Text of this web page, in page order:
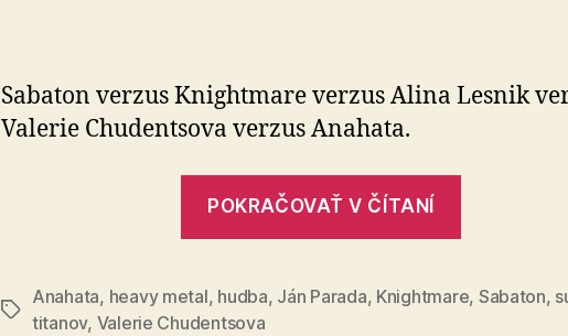
Sabaton verzus Knightmare verzus Alina Lesnik
Valerie Chudentsova verzus Anahata.
POKRAČOVAŤ V ČÍTANÍ
Značky
Anahata, heavy metal, hudba, Ján Parada, Knightmare, Sabaton,
titanov, Valerie Chudentsova